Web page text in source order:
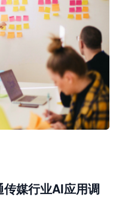
媒行业AI应用调